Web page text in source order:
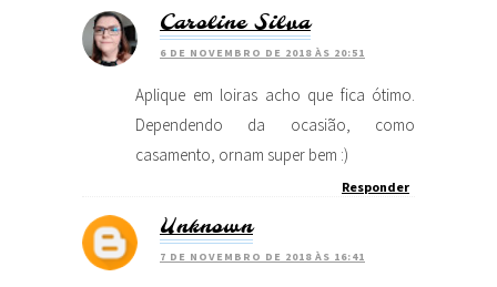
Caroline Silva
6 DE NOVEMBRO DE 2018 ÀS 20:51
Aplique em loiras acho que fica ótimo.
Dependendo da ocasião, como
casamento, ornam super bem :)
Responder
Unknown
7 DE NOVEMBRO DE 2018 ÀS 16:41